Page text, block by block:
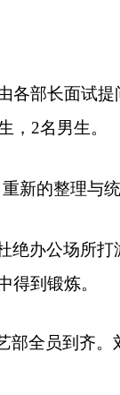
各部长面试提
，2名男生。
新的整理与统
绝办公场所打
到锻炼。
部全员到齐。